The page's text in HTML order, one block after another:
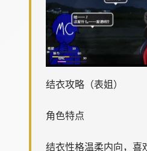
结衣攻略（表姐）
角色特点
结衣性格温柔内向，喜